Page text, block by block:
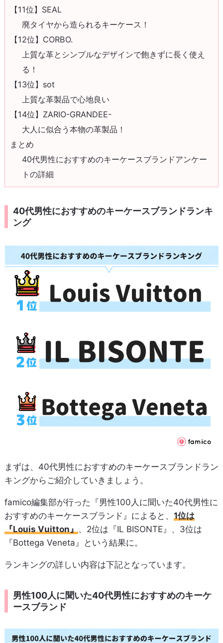
【11位】SEAL
廃タイヤから造られるキーケース！
【12位】CORBO.
上質な革とシンプルなデザインで飽きずに長く使え
る！
【13位】sot
上質な革製品で心地良い
【14位】ZARIO-GRANDEE-
大人に似合う本物の革製品！
まとめ
40代男性におすすめのキーケースブランドアンケー
トの詳細
40代男性におすすめのキーケースブランドランキ
ング
まずは、40代男性におすすめのキーケースブランドラン
キングからご紹介していきましょう。
famico編集部が行った『男性100人に聞いた40代男性に
おすすめのキーケースブランド』によると、 1位は
『Louis Vuitton』、2位は『IL BISONTE』、3位は
『Bottega Veneta』という結果に。
ランキングの詳しい内容は下記となっています。
男性100人に聞いた40代男性におすすめのキーケ
ースブランド